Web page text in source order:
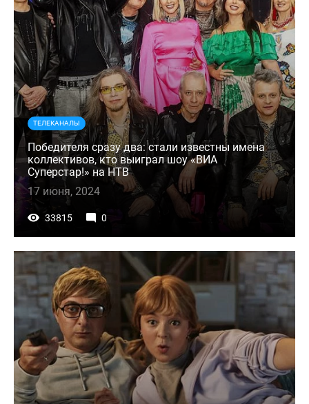
ТЕЛЕКАНАЛЫ
Победителя сразу два: стали известны имена
коллективов, кто выиграл шоу «ВИА
Суперстар!» на НТВ
17 июня, 2024
33815 0